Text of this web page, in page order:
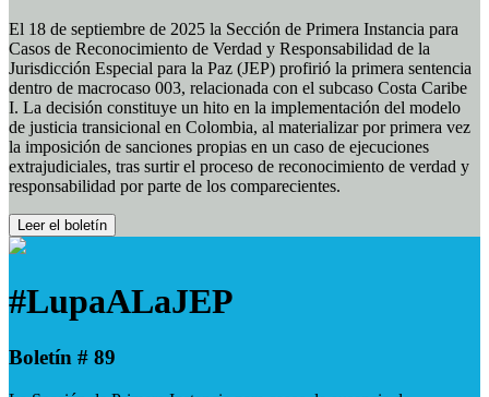
El 18 de septiembre de 2025 la Sección de Primera Instancia para
Casos de Reconocimiento de Verdad y Responsabilidad de la
Jurisdicción Especial para la Paz (JEP) profirió la primera sentencia
dentro de macrocaso 003, relacionada con el subcaso Costa Caribe
I. La decisión constituye un hito en la implementación del modelo
de justicia transicional en Colombia, al materializar por primera vez
la imposición de sanciones propias en un caso de ejecuciones
extrajudiciales, tras surtir el proceso de reconocimiento de verdad y
responsabilidad por parte de los comparecientes.
Leer el boletín
#LupaALaJEP
Boletín # 89